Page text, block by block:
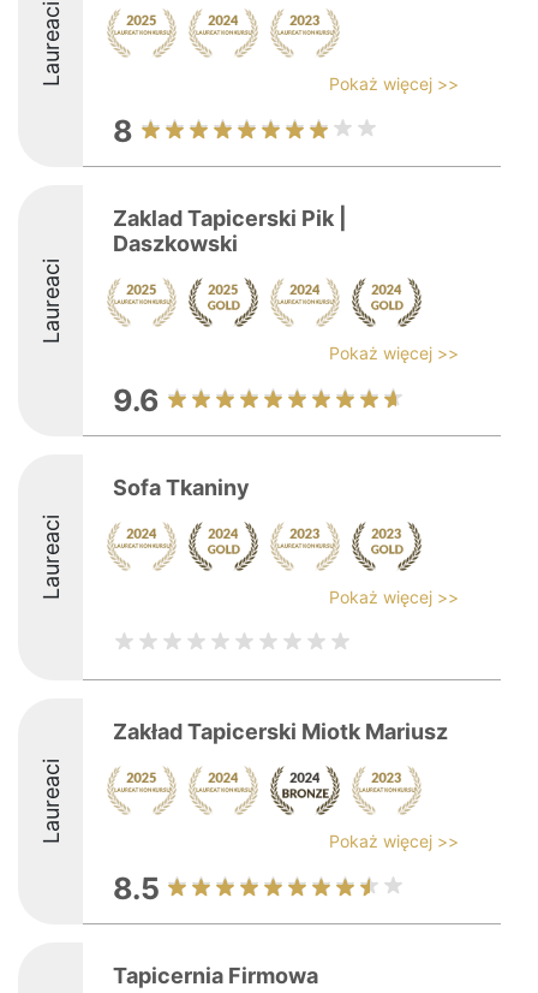
Laureaci Pokaż więcej >>
8
Laureaci
Zaklad Tapicerski Pik |
Daszkowski
Pokaż więcej >>
9.6
Laureaci
Sofa Tkaniny
Pokaż więcej >>
Laureaci
Zakład Tapicerski Miotk Mariusz
Pokaż więcej >>
8.5
Tapicernia Firmowa